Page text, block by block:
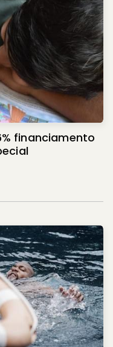
financiamento